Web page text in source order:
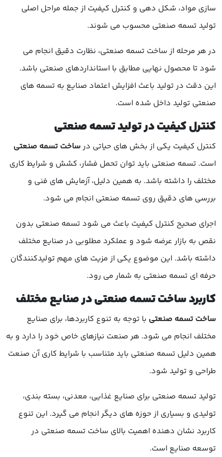
سازی مواد، شکل دهی و کنترل کیفیت از جمله مراحل اصلی
تولید تسمه صنعتی محسوب می شوند.
در هر مرحله از ساخت تسمه صنعتی، نظارت دقیق انجام می
شود تا محصول نهایی مطابق با استانداردهای صنعتی باشد.
این دقت در تولید باعث افزایش اعتماد صنایع به تسمه های
صنعتی تولید داخل شده است.
کنترل کیفیت در تولید تسمه صنعتی
کنترل کیفیت یکی از بخش های حیاتی در ساخت تسمه صنعتی
است. تسمه صنعتی باید توان تحمل فشار، کشش و شرایط کاری
مختلف را داشته باشد. به همین دلیل، آزمایش های فنی و
بررسی های دقیق روی تسمه صنعتی انجام می شود.
اجرای صحیح کنترل کیفیت باعث می شود تسمه صنعتی بدون
نقص به بازار عرضه شود و عملکرد مطلوبی در صنایع مختلف
داشته باشد. این موضوع یکی از مزیت های مهم تولیدکنندگان
حرفه ای تسمه صنعتی به شمار می رود.
کاربرد ساخت تسمه صنعتی در صنایع مختلف
ساخت تسمه صنعتی با توجه به تنوع کاربردها، برای صنایع
مختلف انجام می شود. هر صنعت نیازهای خاص خود را دارد و به
همین دلیل تسمه صنعتی باید متناسب با شرایط کاری آن صنعت
طراحی و تولید شود.
تولید تسمه صنعتی برای صنایع غذایی، معدنی، بسته بندی،
تولیدی و بسیاری از حوزه های دیگر انجام می گیرد. این تنوع
کاربرد نشان دهنده اهمیت بالای ساخت تسمه صنعتی در
توسعه صنایع است.